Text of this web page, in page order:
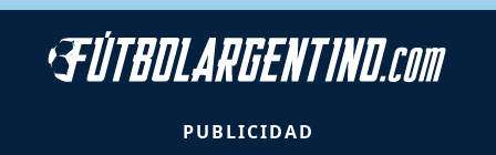
PUBLICIDAD